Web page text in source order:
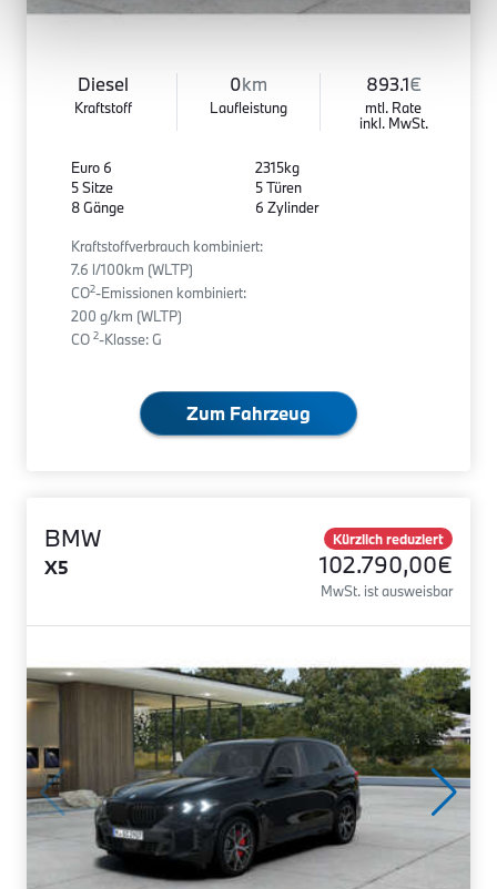
Diesel
Kraftstoff
0km
Laufleistung
893.1€
mtl. Rate
inkl. MwSt.
Euro 6
5 Sitze
8 Gänge
2315kg
5 Türen
6 Zylinder
Kraftstoffverbrauch kombiniert:
7.6 l/100km (WLTP)
CO2-Emissionen kombiniert:
200 g/km (WLTP)
CO 2-Klasse: G
Zum Fahrzeug
BMW
X5
Kürzlich reduziert
102.790,00€
MwSt. ist ausweisbar